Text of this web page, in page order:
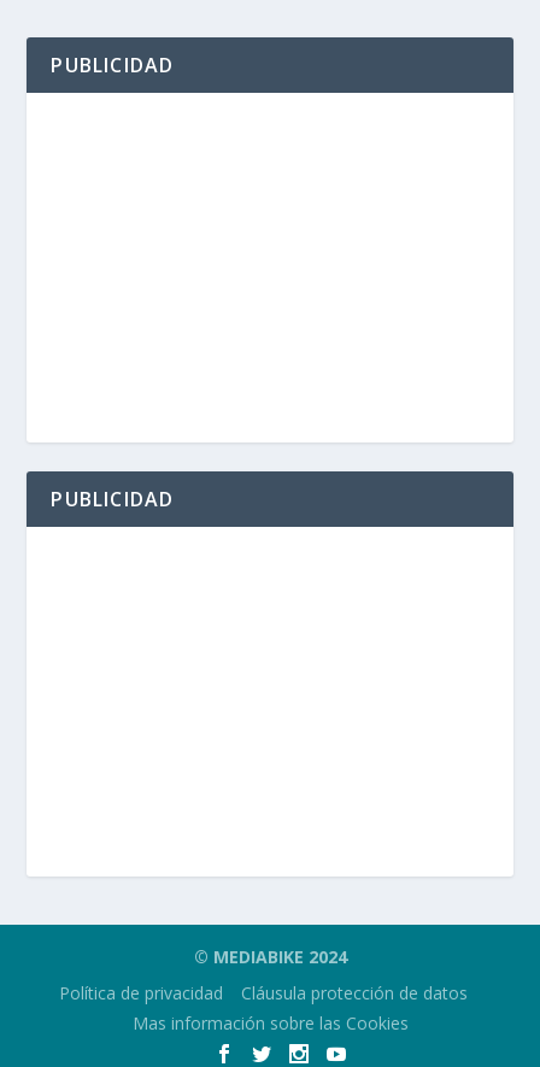
PUBLICIDAD
PUBLICIDAD
© MEDIABIKE 2024
Política de privacidad
Cláusula protección de datos
Mas información sobre las Cookies